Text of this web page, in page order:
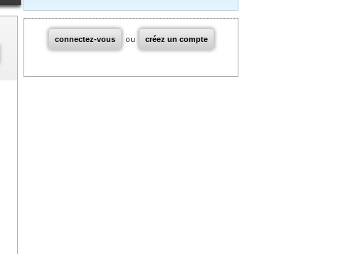
connectez-vous ou créez un compte